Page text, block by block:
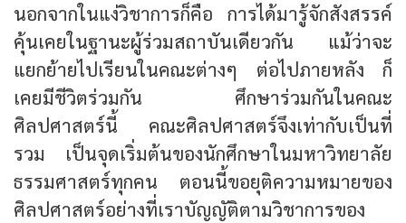
นอกจากในแง่วิชาการก็คือ การได้มารู้จักสังสรรค์
คุ้นเคยในฐานะผู้ร่วมสถาบันเดียวกัน แม้ว่าจะ
แยกย้ายไปเรียนในคณะต่างๆ ต่อไปภายหลัง ก็
เคยมีชีวิตร่วมกัน ศึกษาร่วมกันในคณะ
ศิลปศาสตร์นี้ คณะศิลปศาสตร์จึงเท่ากับเป็นที่
รวม เป็นจุดเริ่มต้นของนักศึกษาในมหาวิทยาลัย
ธรรมศาสตร์ทุกคน ตอนนี้ขอยุติความหมายของ
ศิลปศาสตร์อย่างที่เราบัญญัติตามวิชาการของ